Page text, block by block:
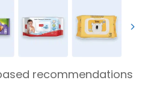
recommendations